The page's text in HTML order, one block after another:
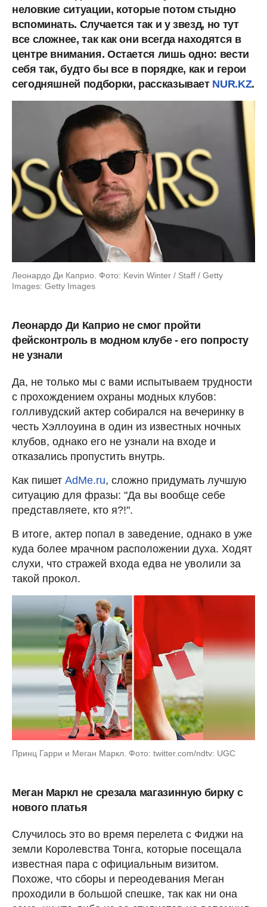
неловкие ситуации, которые потом стыдно
вспоминать. Случается так и у звезд, но тут
все сложнее, так как они всегда находятся в
центре внимания. Остается лишь одно: вести
себя так, будто бы все в порядке, как и герои
сегодняшней подборки, рассказывает NUR.KZ.
Леонардо Ди Каприо. Фото: Kevin Winter / Staff / Getty
Images: Getty Images
Леонардо Ди Каприо не смог пройти
фейсконтроль в модном клубе - его попросту
не узнали
Да, не только мы с вами испытываем трудности
с прохождением охраны модных клубов:
голливудский актер собирался на вечеринку в
честь Хэллоуина в один из известных ночных
клубов, однако его не узнали на входе и
отказались пропустить внутрь.
Как пишет AdMe.ru, cложно придумать лучшую
ситуацию для фразы: "Да вы вообще себе
представляете, кто я?!".
В итоге, актер попал в заведение, однако в уже
куда более мрачном расположении духа. Ходят
слухи, что стражей входа едва не уволили за
такой прокол.
Принц Гарри и Меган Маркл. Фото: twitter.com/ndtv: UGC
Меган Маркл не срезала магазинную бирку с
нового платья
Случилось это во время перелета с Фиджи на
земли Королевства Тонга, которые посещала
известная пара с официальным визитом.
Похоже, что сборы и переодевания Меган
проходили в большой спешке, так как ни она